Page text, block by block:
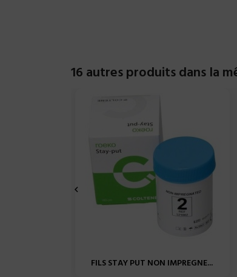
16 autres produits dans la
FILS STAY PUT NON IMPREGNE...
